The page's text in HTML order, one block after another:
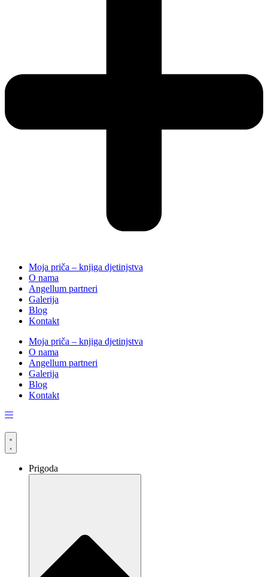
Moja priča – knjiga djetinjstva
O nama
Angellum partneri
Galerija
Blog
Kontakt
Moja priča – knjiga djetinjstva
O nama
Angellum partneri
Galerija
Blog
Kontakt
Prigoda